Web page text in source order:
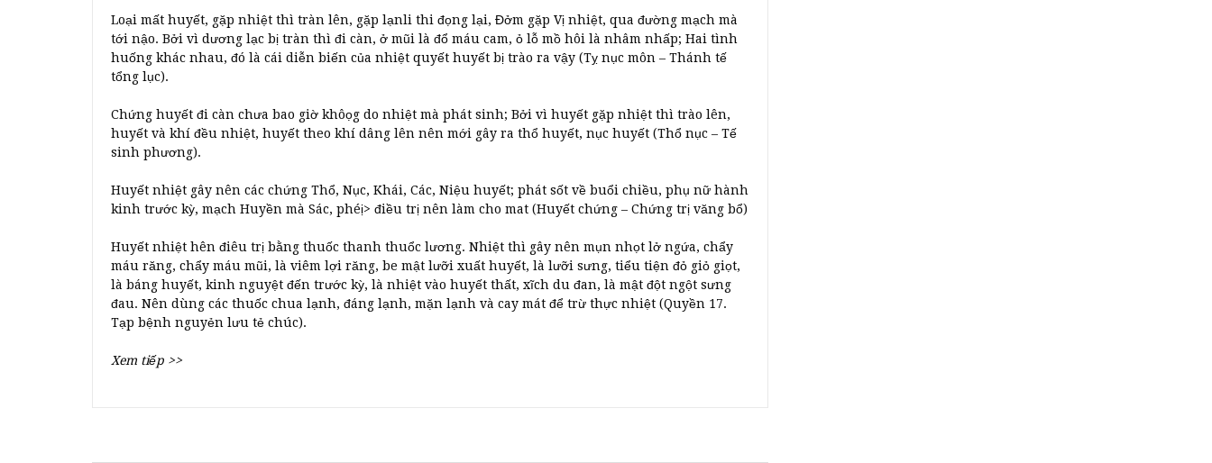
Loại mất huyết, gặp nhiệt thì tràn lên, gặp lạnli thi đọng lại, Đởm gặp Vị nhiệt, qua đường mạch mà
tới nậo. Bởi vì dương lạc bị tràn thì đi càn, ở mũi là đổ máu cam, ỏ lỗ mồ hôi là nhâm nhấp; Hai tình
huống khác nhau, đó là cái diễn biến của nhiệt quyết huyết bị trào ra vậy (Tỵ nục môn – Thánh tế
tổng lục).
Chứng huyết đi càn chưa bao giờ khôọg do nhiệt mà phát sinh; Bởi vì huyết gặp nhiệt thì trào lên,
huyết và khí đều nhiệt, huyết theo khí dâng lên nên mới gây ra thổ huyết, nục huyết (Thổ nục – Tế
sinh phương).
Huyết nhiệt gây nên các chứng Thổ, Nục, Khái, Các, Niệu huyết; phát sốt về buổi chiều, phụ nữ hành
kinh trước kỳ, mạch Huyền mà Sác, phéị> điều trị nên làm cho mat (Huyết chứng – Chứng trị văng bổ)
Huyết nhiệt hên điêu trị bằng thuốc thanh thuổc lương. Nhiệt thì gây nên mụn nhọt lở ngứa, chẩy
máu răng, chẩy máu mũi, là viêm lợi răng, be mật lưỡi xuất huyết, là lưỡi sưng, tiểu tiện đỏ giỏ giọt,
là báng huyết, kinh nguyệt đến trước kỳ, là nhiệt vào huyết thất, xĩch du đan, là mật đột ngột sưng
đau. Nên dùng các thuốc chua lạnh, đáng lạnh, mặn lạnh và cay mát để trừ thực nhiệt (Quyền 17.
Tạp bệnh nguyẻn lưu tẻ chúc).
Xem tiếp >>